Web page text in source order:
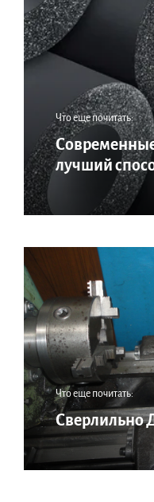
Что еще почитать:
лучший
Что еще почитать:
Сверлильно